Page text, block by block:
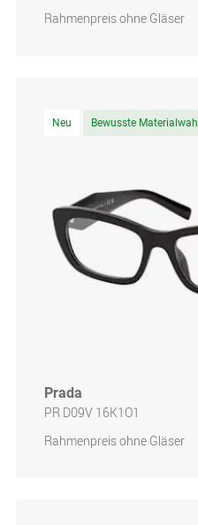
Rahmenpreis ohne Gläser
Neu Bewusste Materialwahl
Prada
PR D09V 16K1O1
Rahmenpreis ohne Gläser